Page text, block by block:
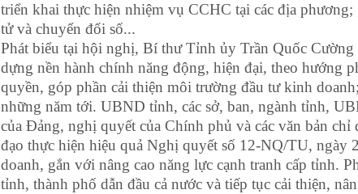
triển khai thực hiện nhiệm vụ CCHC tại các địa
tử và chuyển đổi số...
Phát biểu tại hội nghị, Bí thư Tỉnh ủy Trần Quốc
dựng nền hành chính năng động, hiện đại, theo hướng
quyền, góp phần cải thiện môi trường đầu tư kinh
những năm tới. UBND tỉnh, các sở, ban, ngành tỉnh,
của Đảng, nghị quyết của Chính phủ và các văn bản
đạo thực hiện hiệu quả Nghị quyết số 12-NQ/TU,
doanh, gắn với nâng cao năng lực cạnh tranh cấp tỉnh.
tỉnh, thành phố dẫn đầu cả nước và tiếp tục cải thiện,